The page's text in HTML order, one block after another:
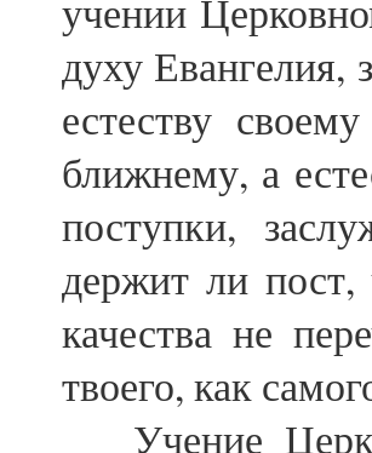
учении
духу
естеству
ближнему, а
поступки,
держит ли
качества не
твоего, как
Учение